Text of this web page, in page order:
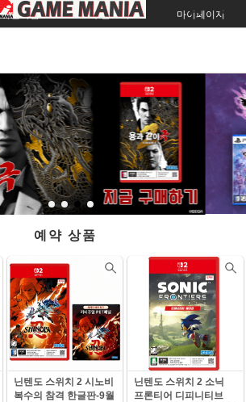
회원가입 주문조회 마이페이지
예약 상품
닌텐도 스위치 2 시노비
복수의 참격 한글판-9월
닌텐도 스위치 2 소닉
프론티어 디피니티브